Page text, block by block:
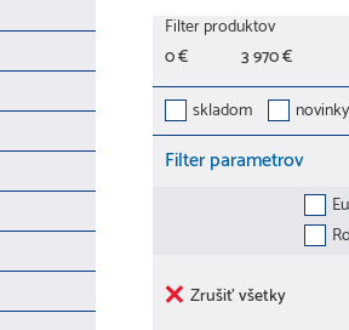
Predajne
Galéria
Filter produktov
0 €
3 970 €
skladom
novinky
Filter parametrov
Zrušiť všetky